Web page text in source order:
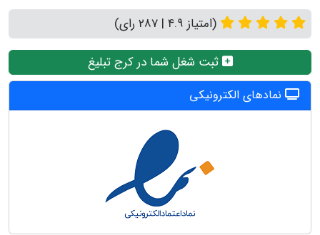
(امتیاز 4.9 | 287 رای)
ثبت شغل شما در کرج تبلیغ
نمادهای الکترونیکی